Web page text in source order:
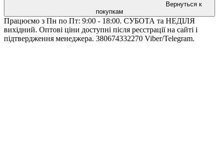
Вернуться к
покупкам
Працюємо з Пн по Пт: 9:00 - 18:00. СУБОТА та НЕДІЛЯ
вихідний. Оптові ціни доступні після реєстрації на сайті і
підтвердження менеджера. 380674332270 Viber/Telegram.